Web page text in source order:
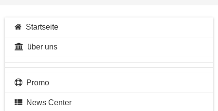
Startseite
über uns
Promo
News Center